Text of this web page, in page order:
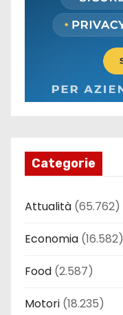
Categorie
Attualità (65.762)
Economia (16.582)
Food (2.587)
Motori (18.235)